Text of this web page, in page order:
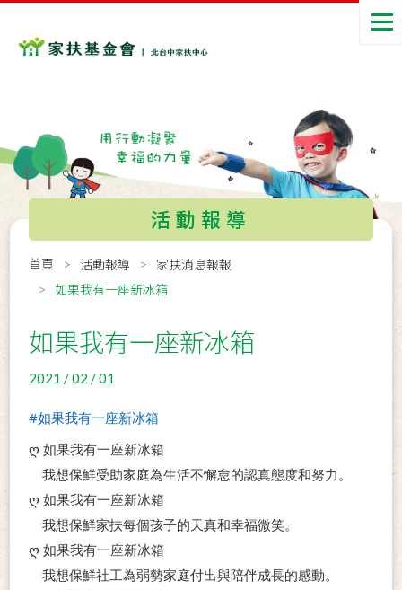
活動報導
首頁 活動報導
家扶消息報報
如果我有一座新冰箱
如果我有一座新冰箱
2021 / 02 / 01
#如果我有一座新冰箱
ღ 如果我有一座新冰箱
我想保鮮受助家庭為生活不懈怠的認真態度和努力。
ღ 如果我有一座新冰箱
我想保鮮家扶每個孩子的天真和幸福微笑。
ღ 如果我有一座新冰箱
我想保鮮社工為弱勢家庭付出與陪伴成長的感動。